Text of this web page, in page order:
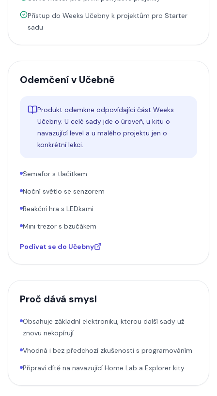
Přístup do Weeks Učebny k projektům pro Starter
sadu
Odemčení v Učebně
Produkt odemkne odpovídající část Weeks
Učebny. U celé sady jde o úroveň, u kitu o
navazující level a u malého projektu jen o
konkrétní lekci.
Semafor s tlačítkem
Noční světlo se senzorem
Reakční hra s LEDkami
Mini trezor s bzučákem
Podívat se do Učebny
Proč dává smysl
Obsahuje základní elektroniku, kterou další sady už
znovu nekopírují
Vhodná i bez předchozí zkušenosti s programováním
Připraví dítě na navazující Home Lab a Explorer kity